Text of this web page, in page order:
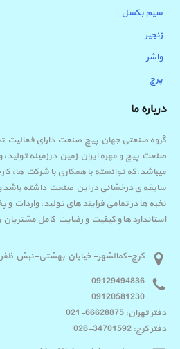
سیم بکسل
زنجیر
واشر
پرچ
درباره ما
صنعت پیچ و مهره ایران زمین درزمینه
میباشد.که توانسته با همکاری با شرکت ها،
سابقه ی درخشانی در این صنعت داشته باشد
نخبه ها در تمامی فرایند های تولید، واردات
استاندارد ها و کیفیت و رضایت کامل مشتریان
کرج-کمالشهر- خیابان بهشتی-نبش ظفر7
09129494836
09120581230
دفتر تهران: 66628875-021
دفتر کرج: 34701592-026